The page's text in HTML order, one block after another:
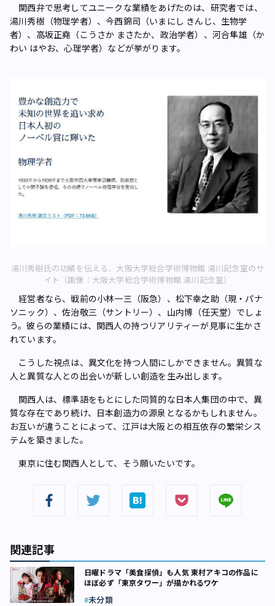
関西弁で思考してユニークな業績をあげたのは、研究者では、
湯川秀樹（物理学者）、今西錦司（いまにし きんじ、生物学
者）、高坂正堯（こうさか まさたか、政治学者）、河合隼雄（か
わい はやお、心理学者）などが挙がります。
湯川秀樹氏の功績を伝える、大阪大学総合学術博物館 湯川記念室のサ
イト（画像：大阪大学総合学術博物館 湯川記念室）
経営者なら、戦前の小林一三（阪急）、松下幸之助（現・パナ
ソニック）、佐治敬三（サントリー）、山内博（任天堂）でしょ
う。彼らの業績には、関西人の持つリアリティーが見事に生かさ
れています。
こうした視点は、異文化を持つ人間にしかできません。異質な
人と異質な人との出会いが新しい創造を生み出します。
関西人は、標準語をもとにした同質的な日本人集団の中で、異
質な存在であり続け、日本創造力の源泉となるかもしれません。
お互いが違うことによって、江戸は大阪との相互依存の繁栄シス
テムを築きました。
東京に住む関西人として、そう願いたいです。
関連記事
日曜ドラマ「美食探偵」も人気 東村アキコの作品に
ほぼ必ず「東京タワー」が描かれるワケ
未分類